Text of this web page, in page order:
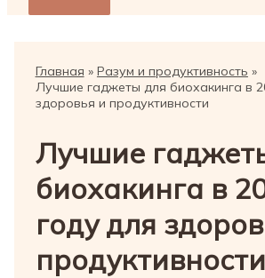
Главная
Разум и продуктивность
Лучшие гаджеты для биохакинга в
здоровья и продуктивности
Лучшие
биохакинга в
году для
продуктивности